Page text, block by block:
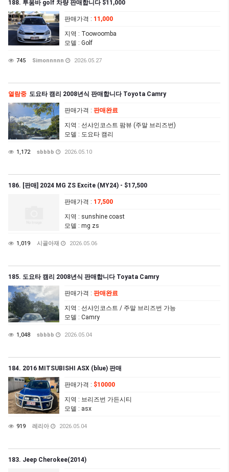
188. 투움바 golf 차량 판매합니다 $11,000
판매가격 : 11,000
지역 : Toowoomba
모델 : Golf
745 Simonnnnn 2026.05.27
열람중 도요타 캠리 2008년식 판매합니다 Toyota Camry
판매가격 : 판매완료
지역 : 선샤인코스트 팜뷰 (주말 브리즈번)
모델 : 도요타 캠리
1,172 sbbbb 2026.05.10
186. [판매] 2024 MG ZS Excite (MY24) - $17,500
판매가격 : 17,500
지역 : sunshine coast
모델 : mg zs
1,019 시골아재 2026.05.06
185. 도요타 캠리 2008년식 판매합니다 Toyata Camry
판매가격 : 판매완료
지역 : 선샤인코스트 / 주말 브리즈번 가능
모델 : Camry
1,048 sbbbb 2026.05.04
184. 2016 MITSUBISHI ASX (blue) 판매
판매가격 : $10000
지역 : 브리즈번 가든시티
모델 : asx
919 레리아 2026.05.04
183. Jeep Cherokee(2014)